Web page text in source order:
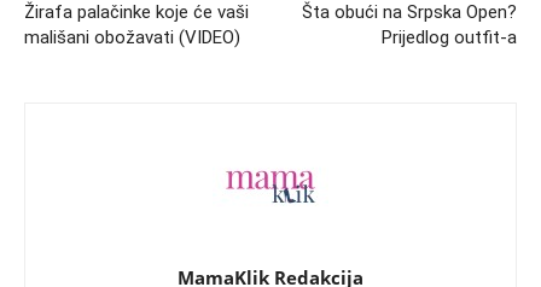
Žirafa palačinke koje će vaši
mališani obožavati (VIDEO)
Šta obući na Srpska Open?
Prijedlog outfit-a
MamaKlik Redakcija